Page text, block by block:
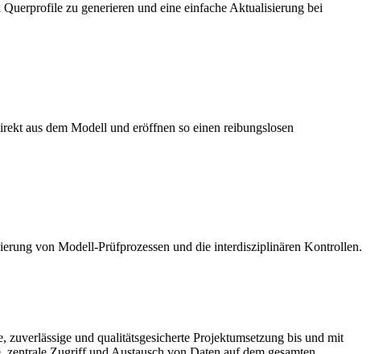
zu generieren und eine einfache Aktualisierung bei
aus dem Modell und eröffnen so einen reibungslosen
von Modell-Prüfprozessen und die interdisziplinären Kontrollen.
und qualitätsgesicherte Projektumsetzung bis und mit